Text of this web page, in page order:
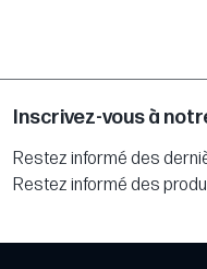
Inscrivez-vous à
Restez informé des
Restez informé des